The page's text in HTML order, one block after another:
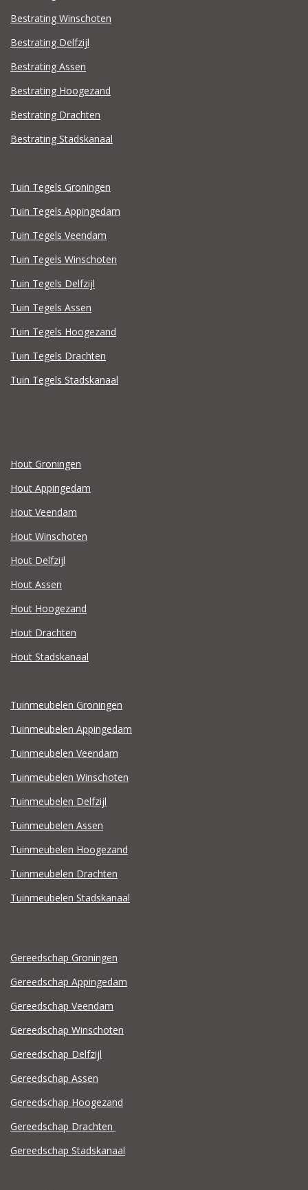
Bestrating Winschoten
Bestrating Delfzijl
Bestrating Assen
Bestrating Hoogezand
Bestrating Drachten
Bestrating Stadskanaal
Tuin Tegels Groningen
Tuin Tegels Appingedam
Tuin Tegels Veendam
Tuin Tegels Winschoten
Tuin Tegels Delfzijl
Tuin Tegels Assen
Tuin Tegels Hoogezand
Tuin Tegels Drachten
Tuin Tegels Stadskanaal
Hout Groningen
Hout Appingedam
Hout Veendam
Hout Winschoten
Hout Delfzijl
Hout Assen
Hout Hoogezand
Hout Drachten
Hout Stadskanaal
Tuinmeubelen Groningen
Tuinmeubelen Appingedam
Tuinmeubelen Veendam
Tuinmeubelen Winschoten
Tuinmeubelen Delfzijl
Tuinmeubelen Assen
Tuinmeubelen Hoogezand
Tuinmeubelen Drachten
Tuinmeubelen Stadskanaal
Gereedschap Groningen
Gereedschap Appingedam
Gereedschap Veendam
Gereedschap Winschoten
Gereedschap Delfzijl
Gereedschap Assen
Gereedschap Hoogezand
Gereedschap Drachten
Gereedschap Stadskanaal